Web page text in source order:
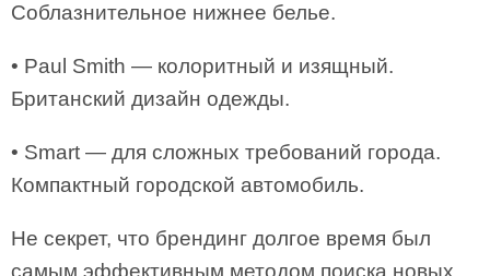
Соблазнительное нижнее белье.
• Paul Smith — колоритный и изящный.
Британский дизайн одежды.
• Smart — для сложных требований города.
Компактный городской автомобиль.
Не секрет, что брендинг долгое время был
самым эффективным методом поиска новых